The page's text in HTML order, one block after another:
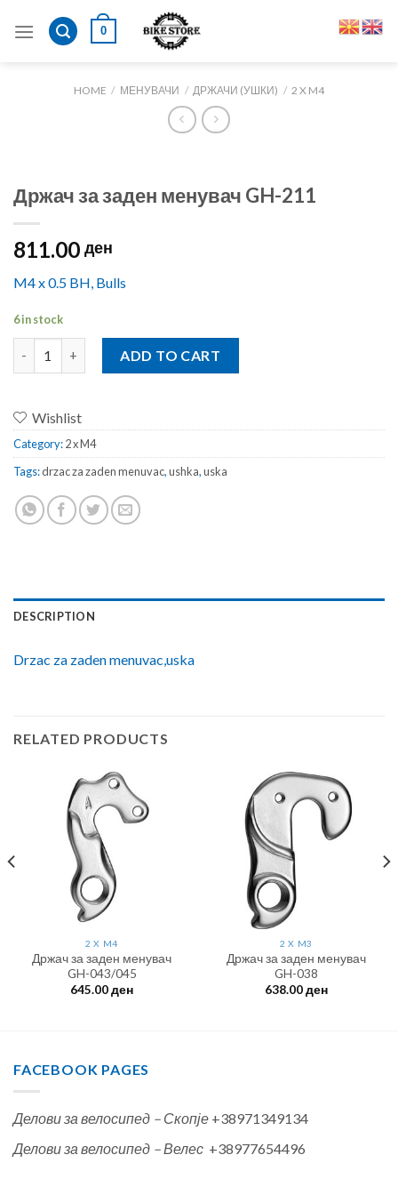
0
HOME / МЕНУВАЧИ / ДРЖАЧИ (УШКИ) / 2 X M4
Држач за заден менувач GH-211
811.00 ден
M4 x 0.5 BH, Bulls
6 in stock
ADD TO CART
Wishlist
Category:2 x M4
Tags:drzac za zaden menuvac,ushka,uska
DESCRIPTION
Drzac za zaden menuvac,uska
RELATED PRODUCTS
2 X M4
Држач за заден менувач
GH-043/045
645.00ден
2 X M3
Држач за заден менувач
GH-038
638.00ден
FACEBOOK PAGES
Делови за велосипед – Скопје +38971349134
Делови за велосипед – Велес +38977654496